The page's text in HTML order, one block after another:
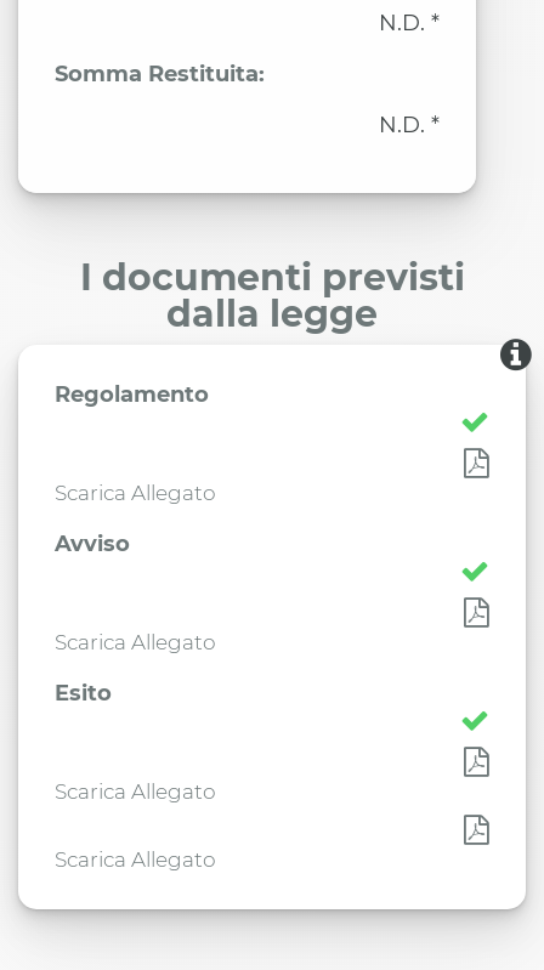
N.D. *
Somma Restituita:
N.D. *
I documenti previsti
dalla legge
Regolamento
Scarica Allegato
Avviso
Scarica Allegato
Esito
Scarica Allegato
Scarica Allegato